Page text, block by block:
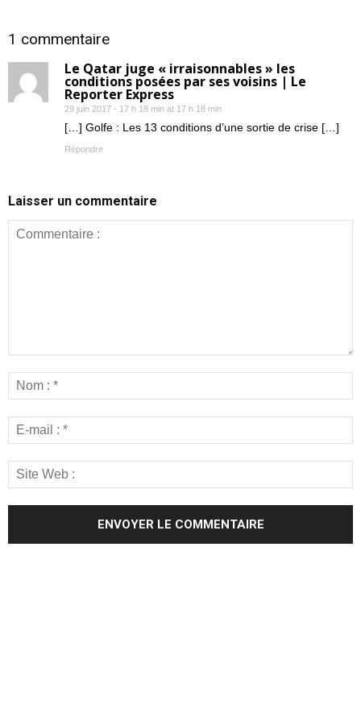
1 commentaire
Le Qatar juge « irraisonnables » les
conditions posées par ses voisins | Le
Reporter Express
29 juin 2017 - 17 h 18 min at 17 h 18 min
[…] Golfe : Les 13 conditions d’une sortie de crise […]
Répondre
Laisser un commentaire